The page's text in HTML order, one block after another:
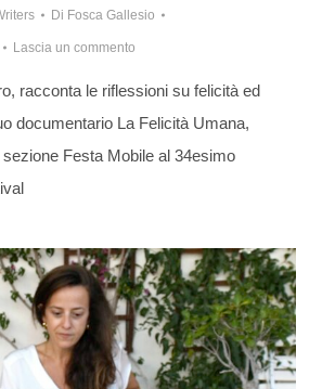
Di Fosca Gallesio
Lascia un commento
racconta le riflessioni su felicità ed
documentario La Felicità Umana,
Festa Mobile al 34esimo